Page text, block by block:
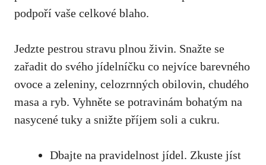
podpoří vaše celkové blaho.
Jedzte pestrou stravu plnou živin. Snažte se
zařadit do ‌svého jídelníčku co‌ nejvíce barevného
ovoce a zeleniny, celozrnných obilovin, chudého
⁢masa a⁤ ryb. Vyhněte ⁣se potravinám bohatým⁢ na⁢
nasycené tuky a snižte příjem soli a cukru.
Dbajte na pravidelnost jídel. Zkuste jíst